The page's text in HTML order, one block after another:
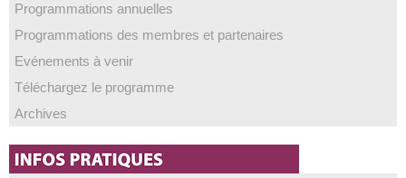
Programmations annuelles
Programmations des membres et partenaires
Evénements à venir
Téléchargez le programme
Archives